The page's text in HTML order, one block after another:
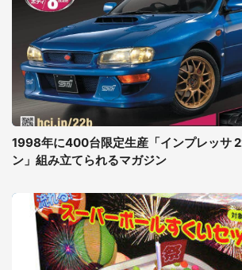
1998年に400台限定生産「インプレッサ
ン」組み立てられるマガジン